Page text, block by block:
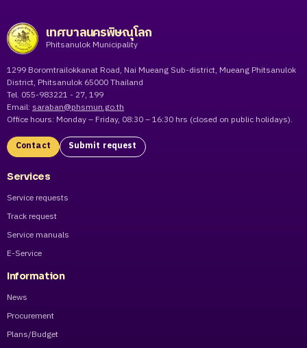
เทศบาลนครพิษณุโลก
Phitsanulok Municipality
1299 Boromtrailokkanat Road, Nai Mueang Sub-district, Mueang Phitsanulok
District, Phitsanulok 65000 Thailand
Tel. 055-983221 - 27, 199
Email: saraban@phsmun.go.th
Office hours: Monday – Friday, 08:30 – 16:30 hrs (closed on public holidays).
Contact Submit request
Services
Service requests
Track request
Service manuals
E-Service
Information
News
Procurement
Plans/Budget